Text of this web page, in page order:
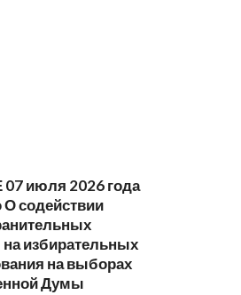
июля 2026 года
содействии
избирательных
на выборах
Думы